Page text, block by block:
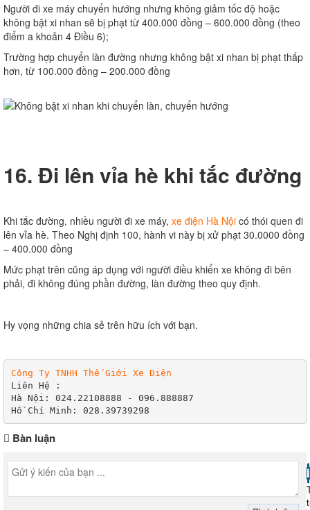
Người đi xe máy chuyển hướng nhưng không giảm tốc độ hoặc
không bật xi nhan sẽ bị phạt từ 400.000 đồng – 600.000 đồng (theo
điểm a khoản 4 Điều 6);
Trường hợp chuyển làn đường nhưng không bật xi nhan bị phạt thấp
hơn, từ 100.000 đồng – 200.000 đồng
16. Đi lên vỉa hè khi tắc đường
Khi tắc đường, nhiều người đi xe máy, xe điện Hà Nội có thói quen đi
lên vỉa hè. Theo Nghị định 100, hành vi này bị xử phạt 30.0000 đồng
– 400.000 đồng
Mức phạt trên cũng áp dụng với người điều khiển xe không đi bên
phải, đi không đúng phần đường, làn đường theo quy định.
Hy vọng những chia sẻ trên hữu ích với bạn.
Công Ty TNHH Thế Giới Xe Điện
Liên Hệ :
Hà Nội: 024.22108888 - 096.888887
Hồ Chí Minh: 028.39739298
Bàn luận